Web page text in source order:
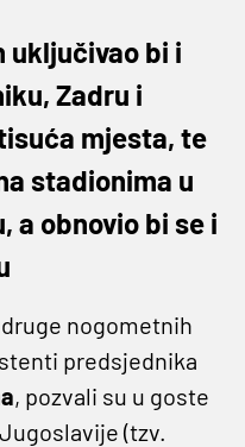
uključivao bi i
Zadru i
mjesta, te
stadionima u
a obnovio bi se i
nogometnih
predsjednika
, pozvali su u goste
(tzv.